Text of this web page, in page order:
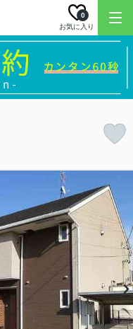
お気に入り
0